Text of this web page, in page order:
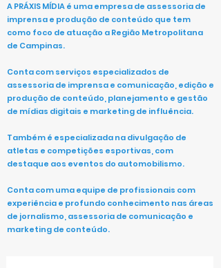
A PRÁXIS MÍDIA é uma empresa de assessoria de
imprensa e produção de conteúdo que tem
como foco de atuação a Região Metropolitana
de Campinas.
Conta com serviços especializados de
assessoria de imprensa e comunicação, edição e
produção de conteúdo, planejamento e gestão
de mídias digitais e marketing de influência.
Também é especializada na divulgação de
atletas e competições esportivas, com
destaque aos eventos do automobilismo.
Conta com uma equipe de profissionais com
experiência e profundo conhecimento nas áreas
de jornalismo, assessoria de comunicação e
marketing de conteúdo.